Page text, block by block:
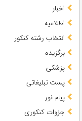
اخبار
اطلاعیه
انتخاب رشته کنکور
برگزیده
پزشکی
پست تبلیغاتی
پیام نور
جزوات کنکوری